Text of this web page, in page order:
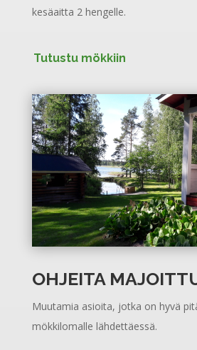
kesäaitta 2 hengelle.
Tutustu mökkiin
OHJEITA
Muutamia asioita, jotka on hyvä
mökkilomalle lähdettäessä.